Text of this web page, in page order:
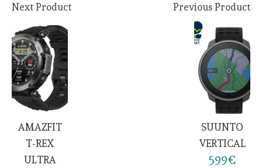
Next Product
AMAZFIT
T-REX
ULTRA
Previous Product
SUUNTO
VERTICAL
599€